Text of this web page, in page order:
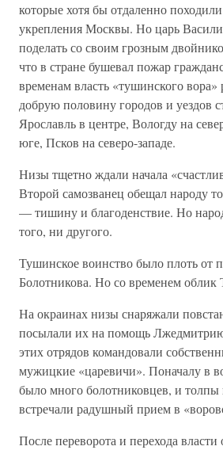
которые хотя бы отдаленно
укрепления Москвы. Но царь
поделать со своим грозным
что в стране бушевал пожар
временам власть «тушинского вора»
добрую половину городов и уездов
Ярославль в центре, Вологду на
юге, Псков на северо-западе.
Низы тщетно ждали начала
Второй самозванец обещал народу
— тишину и благоденствие. Но
того, ни другого.
Тушинское воинство было плоть от
Болотникова. Но со временем облик
На окраинах низы снаряжали
посылали их на помощь
этих отрядов командовали
мужицкие «царевичи». Поначалу в
было много болотниковцев, и толпы
встречали радушный прием в
После переворота и перехода